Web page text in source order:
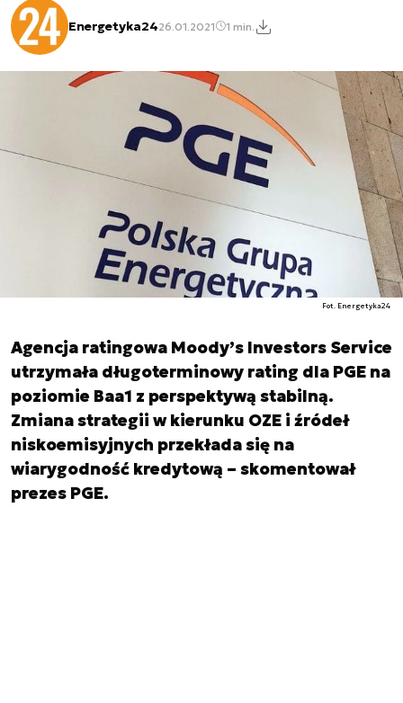
Energetyka2426.01.2021 1 min.
Fot. Energetyka24
Agencja ratingowa Moody’s Investors Service
utrzymała długoterminowy rating dla PGE na
poziomie Baa1 z perspektywą stabilną.
Zmiana strategii w kierunku OZE i źródeł
niskoemisyjnych przekłada się na
wiarygodność kredytową – skomentował
prezes PGE.